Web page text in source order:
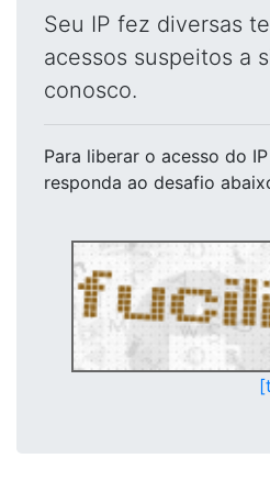
Seu IP fez diversas
acessos suspeitos a
conosco.
Para liberar o acesso do IP
responda ao desafio